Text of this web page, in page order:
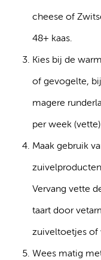
cheese of
48+ kaas.
Kies bij de
of gevogelte,
magere
per week
Maak gebruik
Vervang vette
taart door
zuiveltoetjes of
Wees matig